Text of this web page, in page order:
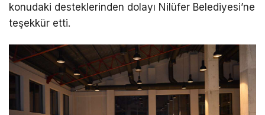
konudaki desteklerinden dolayı Nilüfer Belediyesi’ne
teşekkür etti.